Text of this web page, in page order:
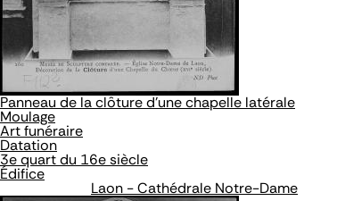
Panneau de la clôture d'une chapelle latérale
Moulage
Art funéraire
Datation
3e quart du 16e siècle
Édifice
Laon - Cathédrale Notre-Dame